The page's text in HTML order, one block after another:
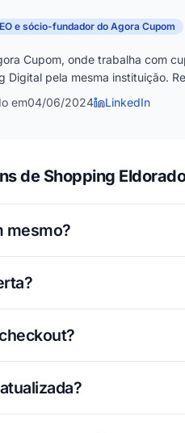
e sócio-fundador do Agora Cupom
Cupom, onde trabalha com
Digital pela mesma instituição.
em04/06/2024 LinkedIn
de Shopping Eldorado
mesmo?